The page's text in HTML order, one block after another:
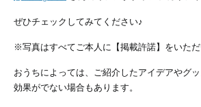
ぜひチェックしてみてください♪
※写真はすべてご本人に【掲載許諾】をいただ
おうちによっては、ご紹介したアイデアやグ
効果がでない場合もあります。